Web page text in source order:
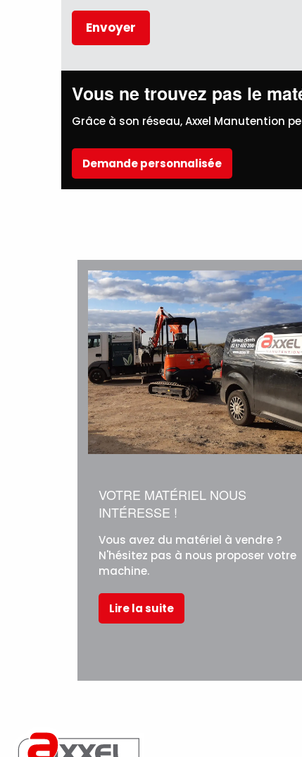
Vous ne trouvez pas le
Grâce à son réseau, Axxel Manutention
Demande personnalisée
VOTRE MATÉRIEL NOUS
INTÉRESSE !
Vous avez du matériel à vendre ?
N'hésitez pas à nous proposer votre
machine.
Lire la suite